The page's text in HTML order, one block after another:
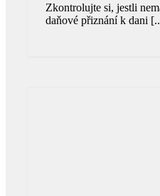
Zkontrolujte si, jestli
daňové přiznání k dani